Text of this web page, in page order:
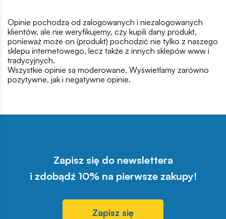
Opinie pochodzą od zalogowanych i niezalogowanych
klientów, ale nie weryfikujemy, czy kupili dany produkt,
ponieważ może on (produkt) pochodzić nie tylko z naszego
sklepu internetowego, lecz także z innych sklepów www i
tradycyjnych.
Wszystkie opinie są moderowane. Wyświetlamy zarówno
pozytywne, jak i negatywne opinie.
Zapisz się do newslettera
i zdobądź 10% na pierwsze zakupy!
Zapisz się